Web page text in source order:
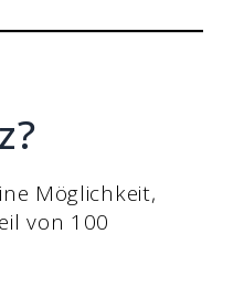
Möglichkeit,
von 100